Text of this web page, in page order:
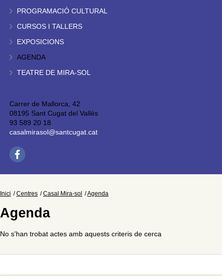
PROGRAMACIÓ CULTURAL
CURSOS I TALLERS
EXPOSICIONS
AGENDA
TEATRE DE MIRA-SOL
Carrer de Mallorca, 42
08195 Sant Cugat del Vallès
93 589 20 18
casalmirasol@santcugat.cat
Inici Centres Casal Mira-sol Agenda
Agenda
No s'han trobat actes amb aquests criteris de cerca